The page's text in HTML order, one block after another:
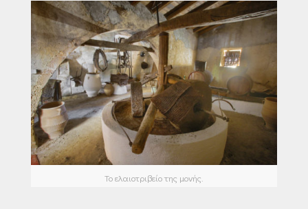
Το ελαιοτριβείο της μονής.